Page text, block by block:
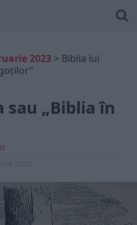
2023 > Biblia lui
„Biblia în